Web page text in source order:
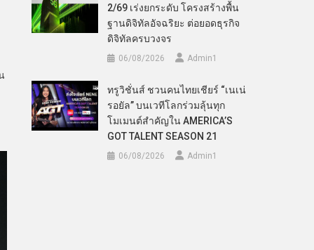
2/69 เร่งยกระดับ โครงสร้างพื้น
ฐานดิจิทัลอัจฉริยะ ต่อยอดธุรกิจ
ดิจิทัลครบวงจร
06/08/2026 Admin​1
ทรูวิชั่นส์ ชวนคนไทยเชียร์ “เนเน่
รอยัล” บนเวทีโลกร่วมลุ้นทุก
โมเมนต์สำคัญใน AMERICA’S
GOT TALENT SEASON 21
06/08/2026 Admin​1